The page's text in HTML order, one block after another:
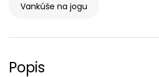
Vankúše na jogu
Popis